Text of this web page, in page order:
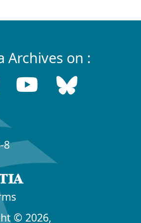
Archives on :
8
© 2026,